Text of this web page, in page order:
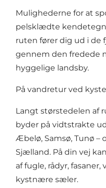
Mulighederne for at
pelsklædte kendetegn
ruten fører dig ud i de
gennem den fredede
hyggelige landsby.
På vandretur ved
Langt størstedelen af
byder på vidtstrakte
Æbelø, Samsø, Tunø –
Sjælland. På din vej
af fugle, rådyr,
kystnære sæler.